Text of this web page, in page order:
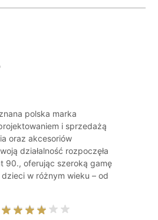
polska marka
i sprzedażą
oraz akcesoriów
działalność rozpoczęła
90., oferując szeroką gamę
w różnym wieku – od